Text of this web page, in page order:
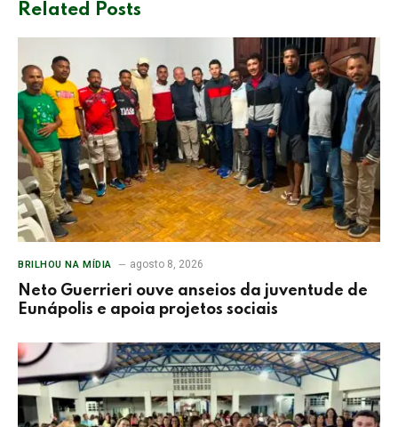
Related Posts
BRILHOU NA MÍDIA agosto 8, 2026
Neto Guerrieri ouve anseios da juventude de
Eunápolis e apoia projetos sociais